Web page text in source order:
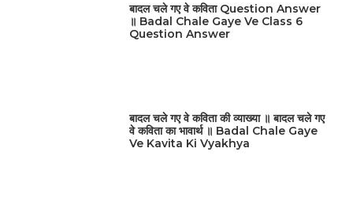
बादल चले गए वे कविता Question Answer
॥ Badal Chale Gaye Ve Class 6
Question Answer
बादल चले गए वे कविता की व्याख्या ॥ बादल चले गए
वे कविता का भावार्थ ॥ Badal Chale Gaye
Ve Kavita Ki Vyakhya